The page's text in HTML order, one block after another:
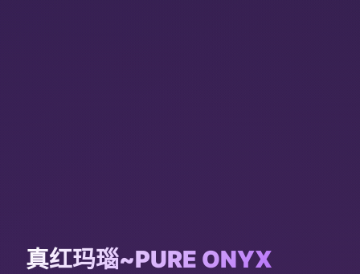
真红玛瑙~PURE ONYX